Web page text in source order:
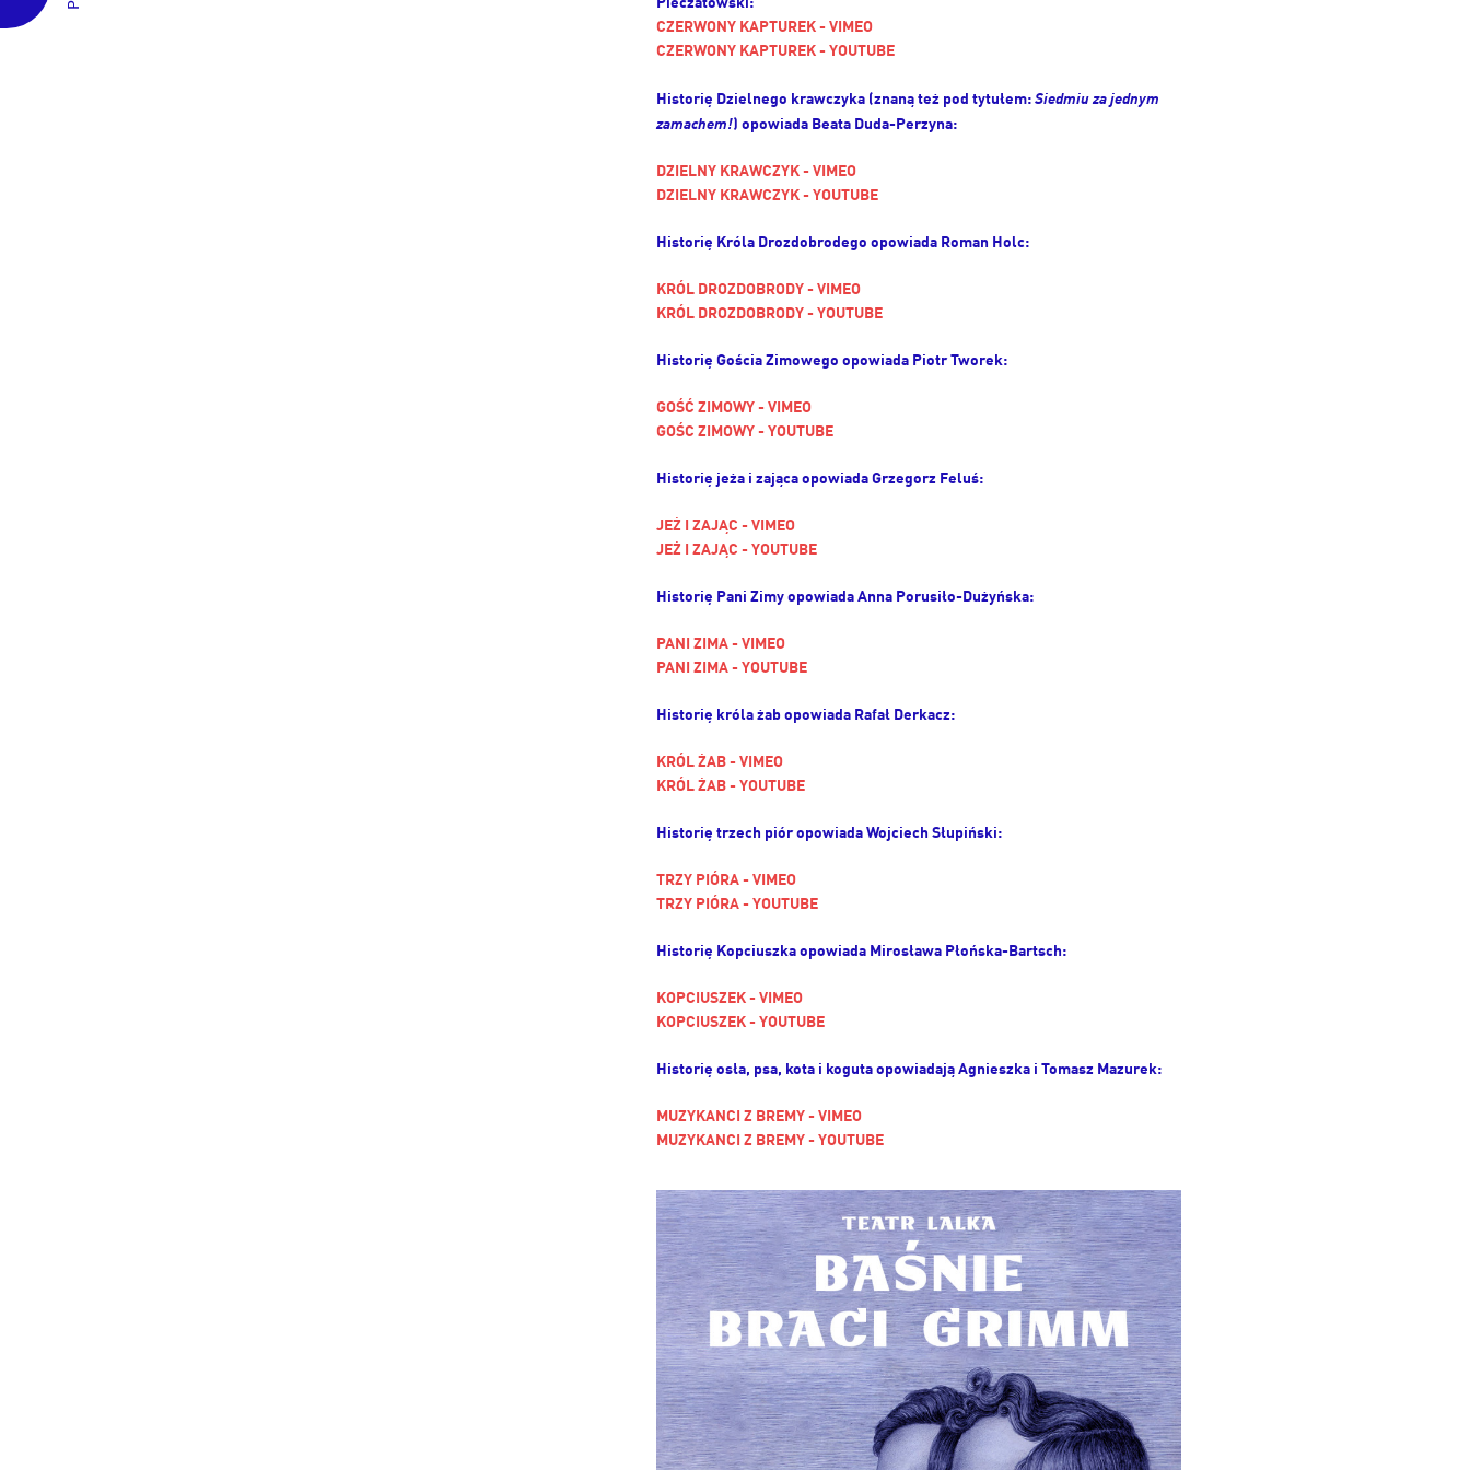
CZERWONY KAPTUREK - VIMEO
CZERWONY KAPTUREK - YOUTUBE
Historię Dzielnego krawczyka (znaną też pod tytułem:Siedmiu za jednym
zamachem!) opowiada Beata Duda-Perzyna:
DZIELNY KRAWCZYK - VIMEO
DZIELNY KRAWCZYK - YOUTUBE
Historię Króla Drozdobrodego opowiada Roman Holc:
KRÓL DROZDOBRODY - VIMEO
KRÓL DROZDOBRODY - YOUTUBE
Historię Gościa Zimowego opowiada Piotr Tworek:
GOŚĆ ZIMOWY - VIMEO
GOŚC ZIMOWY - YOUTUBE
Historię jeża i zająca opowiada Grzegorz Feluś:
JEŻ I ZAJĄC - VIMEO
JEŻ I ZAJĄC - YOUTUBE
Historię Pani Zimy opowiada Anna Porusiło-Dużyńska:
PANI ZIMA - VIMEO
PANI ZIMA - YOUTUBE
Historię króla żab opowiada Rafał Derkacz:
KRÓL ŻAB - VIMEO
KRÓL ŻAB - YOUTUBE
Historię trzech piór opowiada Wojciech Słupiński:
TRZY PIÓRA - VIMEO
TRZY PIÓRA - YOUTUBE
Historię Kopciuszka opowiada Mirosława Płońska-Bartsch:
KOPCIUSZEK - VIMEO
KOPCIUSZEK - YOUTUBE
Historię osła, psa, kota i koguta opowiadają Agnieszka i Tomasz Mazurek:
MUZYKANCI Z BREMY - VIMEO
MUZYKANCI Z BREMY - YOUTUBE